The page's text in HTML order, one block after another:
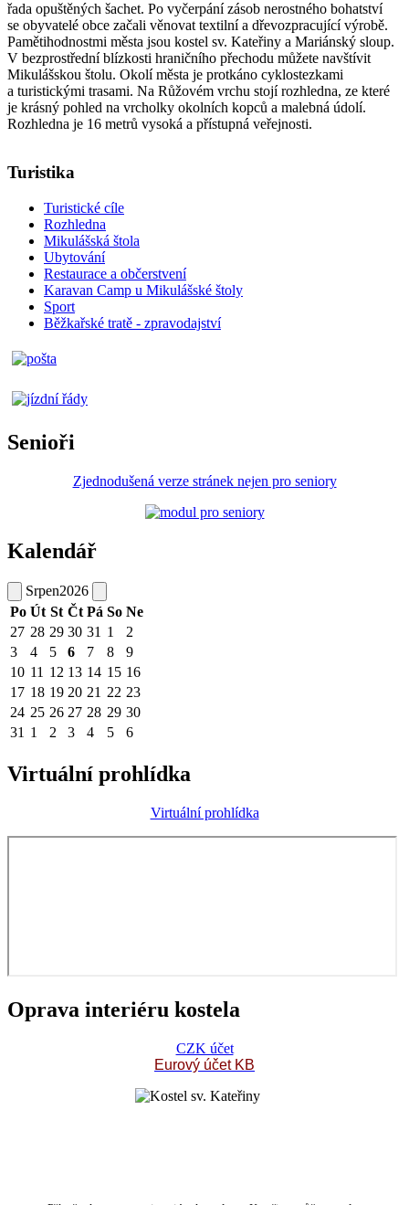
řada opuštěných šachet. Po vyčerpání zásob nerostného bohatství
se obyvatelé obce začali věnovat textilní a dřevozpracující výrobě.
Pamětihodnostmi města jsou kostel sv. Kateřiny a Mariánský sloup.
V bezprostřední blízkosti hraničního přechodu můžete navštívit
Mikulášskou štolu. Okolí města je protkáno cyklostezkami
a turistickými trasami. Na Růžovém vrchu stojí rozhledna, ze které
je krásný pohled na vrcholky okolních kopců a malebná údolí.
Rozhledna je 16 metrů vysoká a přístupná veřejnosti.
Turistika
Turistické cíle
Rozhledna
Mikulášská štola
Ubytování
Restaurace a občerstvení
Karavan Camp u Mikulášské štoly
Sport
Běžkařské tratě - zpravodajství
Senioři
Zjednodušená verze stránek nejen pro seniory
Kalendář
Srpen2026
Po Út St Čt Pá So Ne
27 28 29 30 31 1
2
3
4 5 6 7 8
9
10 11 12 13 14 15 16
17 18 19 20 21 22 23
24 25 26 27 28 29 30
31 1 2 3 4 5 6
Virtuální prohlídka
Virtuální prohlídka
Oprava interiéru kostela
CZK účet
Eurový účet KB